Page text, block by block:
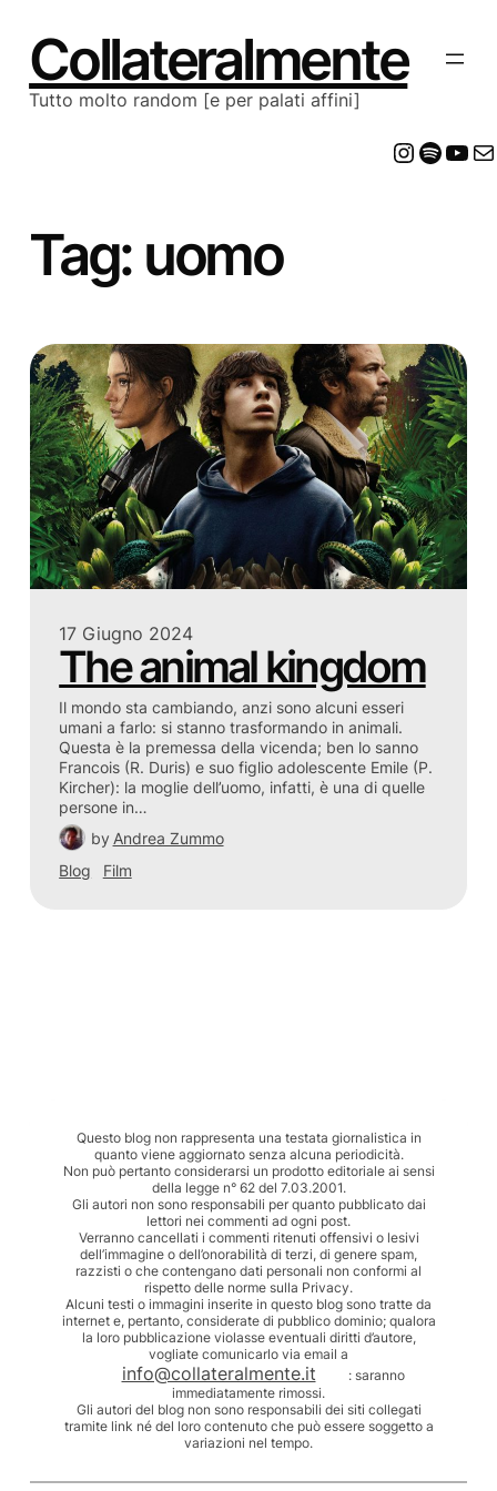
contenuto
Collateralmente
Tutto molto random [e per palati affini]
Tag: uomo
17 Giugno 2024
The animal kingdom
Il mondo sta cambiando, anzi sono alcuni esseri
umani a farlo: si stanno trasformando in animali.
Questa è la premessa della vicenda; ben lo sanno
Francois (R. Duris) e suo figlio adolescente Emile (P.
Kircher): la moglie dell’uomo, infatti, è una di quelle
persone in…
by Andrea Zummo
Blog
Film
Questo blog non rappresenta una testata giornalistica in
quanto viene aggiornato senza alcuna periodicità.
Non può pertanto considerarsi un prodotto editoriale ai sensi
della legge n° 62 del 7.03.2001.
Gli autori non sono responsabili per quanto pubblicato dai
lettori nei commenti ad ogni post.
Verranno cancellati i commenti ritenuti offensivi o lesivi
dell’immagine o dell’onorabilità di terzi, di genere spam,
razzisti o che contengano dati personali non conformi al
rispetto delle norme sulla Privacy.
Alcuni testi o immagini inserite in questo blog sono tratte da
internet e, pertanto, considerate di pubblico dominio; qualora
la loro pubblicazione violasse eventuali diritti d’autore,
vogliate comunicarlo via email a
info@collateralmente.it
: saranno
immediatamente rimossi.
Gli autori del blog non sono responsabili dei siti collegati
tramite link né del loro contenuto che può essere soggetto a
variazioni nel tempo.